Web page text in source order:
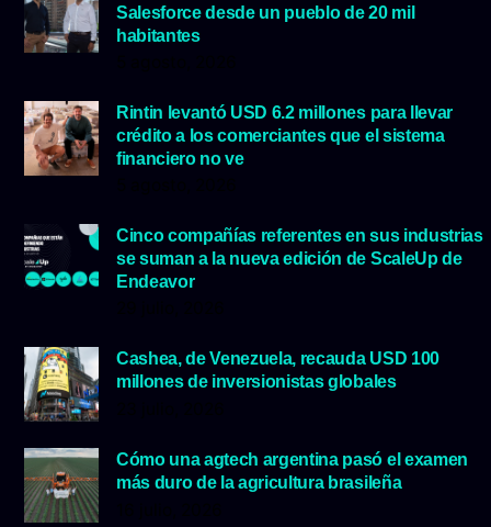
Salesforce desde un pueblo de 20 mil
habitantes
Rintin levantó USD 6.2 millones para llevar
crédito a los comerciantes que el sistema
financiero no ve
Cinco compañías referentes en sus industrias
se suman a la nueva edición de ScaleUp de
Endeavor
Cashea, de Venezuela, recauda USD 100
millones de inversionistas globales
Cómo una agtech argentina pasó el examen
más duro de la agricultura brasileña